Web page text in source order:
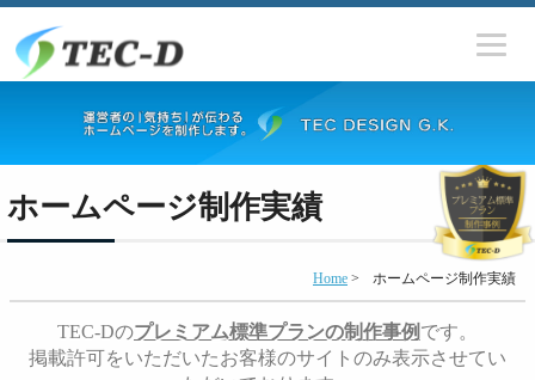
ホームページ制作実績
Home > ホームページ制作実績
TEC-Dのプレミアム標準プランの制作事例 です。
掲載許可をいただいたお客様のサイトのみ表示させてい